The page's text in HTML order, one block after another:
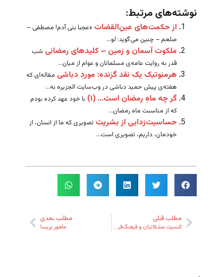
نوشته‌های مرتبط:
از حکمت‌های عین‌القضات «عجبا بنی آدم! مصطفی –
صلعم – چنین می‌گوید: لو...
ملکوت آسمان و زمین – کلیدهای رمضانی شب
قدر به روایت عامه‌ی مسلمانان و عوام از میان...
هرمنوتیک یک نقد گزنده: موردِ دباشی مقاله‌ای که
هفته‌ی پیش حمید دباشی در وب‌سایت الجزیره به...
گر چه ماهِ رمضان است… (۱)
با خود عهد کرده بودم
که از مناسبت ماه رمضان...
حساسیت‌زدایی از بشریت تصویری که ما از انسان، از
خودمان، داریم،‌ تصویری است...
مطلب قبلی
کنسرت مشکاتیان و فرهنگ‌فر در رُم
مطلب بعدی
ماهورِ پریسا